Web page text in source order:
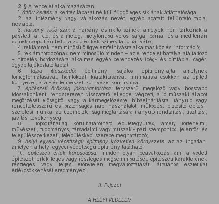
2. § A rendelet alkalmazásában:
1. áttört kerítés: a kerítés lábazat nélküli függőleges síkjának átláthatósága;
2.
az intézmény vagy vállalkozás nevét, egyéb adatait feltüntető tábla,
névtábla;
3.
harsány,rikíó szín: a harsány és rikító színek, amelyek nem tartoznak a
pasztell, a föld, és a meleg, mélytónusú vörös, sárga, barna, és a mediterrán
színek csoportján belül a zöld és kék színek tartományába;
4.
reklámnak nem minősülő figyelemfelhívásra alkalmas közlés, információ;
5.
reklámhordozónak nem minősülő minden – az e rendelet hatálya alá tartozó
– hirdetés hordozására alkalmas egyéb berendezés (cég- és címtábla, cégér,
egyéb tájékoztató tábla);
6.
tájba illeszkedő: építmény, sajátos építményfajta amelynek
tömegformálásával, homlokzati kialakításaival minimálisra csökken az épített
környezet, a táj- és természeti környezet konfliktusa;
7.
építészeti örökség jókarbantartása: tervszerű megelőző vagy hosszabb
időszakonként, rendszeresen visszatérő jelleggel végzett, a jó műszaki állapot
megőrzését elősegítő, vagy a kármegelőzésre, hibaelhárításra irányuló vagy
rendeltetésszerű és biztonságos napi használatot, működést biztosító építési-
szerelési munka, az üzembiztonság megtartására irányuló rendtartási, tisztítási,
javítási tevékenység;
8.
: topográfiailag körülhatárolható épületegyüttes, amely történelmi,
művészeti, tudományos, társadalmi vagy műszaki-ipari szempontból jelentős, és
településszerkezeti, településképi szerepe meghatározó;
9.
helyi egyedi védettségű építmény közvetlen környezete:az az ingatlan,
amelyen a helyi egyedi védettségű építmény található;
10.
építészeti érték károsodása:
minden olyan beavatkozás, ami a védett
építészeti érték teljes vagy részleges megsemmisülését, építészeti karakterének
részleges vagy teljes előnytelen megváltoztatását, általános esztétikai
értékcsökkenését eredményezi.
II. Fejezet
A HELYI VÉDELEM